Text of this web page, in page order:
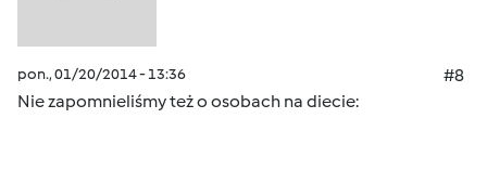
pon., 01/20/2014 - 13:36
#8
Nie zapomnieliśmy też o osobach na diecie: